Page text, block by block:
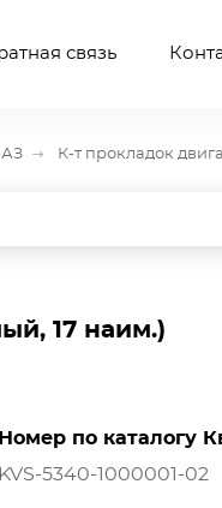
связь
К-т прокладок
17 наим.)
Номер по каталогу
KVS-5340-1000001-02